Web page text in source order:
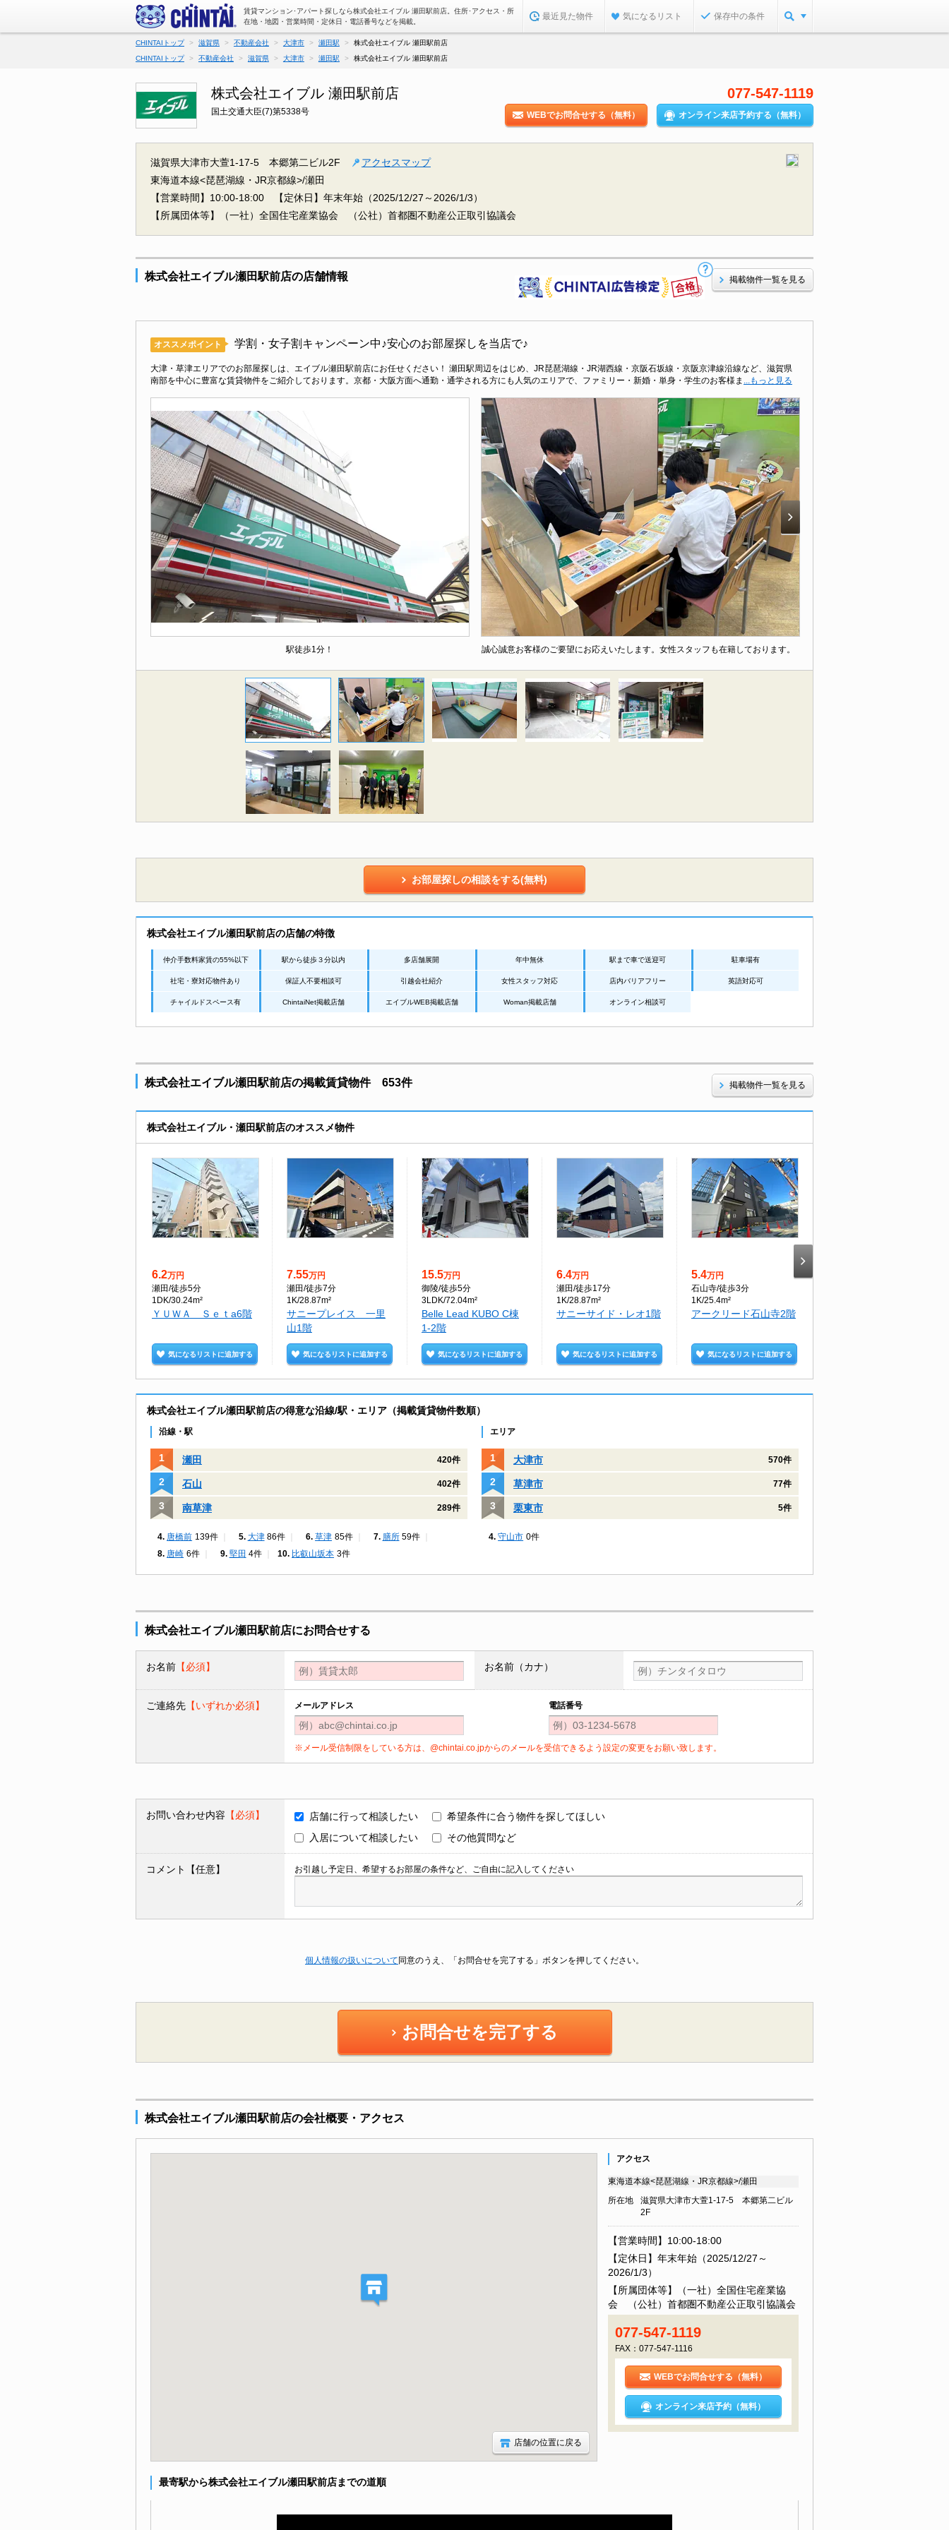
賃貸マンション･アパート探しなら株式会社エイブル 瀬田駅前店。住所･アクセス・所
在地・地図・営業時間・定休日・電話番号などを掲載。
最近見た物件 気になるリスト 保存中の条件
CHINTAIトップ 滋賀県 不動産会社 大津市 瀬田駅
株式会社エイブル 瀬田駅前店
CHINTAIトップ
不動産会社 滋賀県 大津市 瀬田駅 株式会社エイブル 瀬田駅前店
株式会社エイブル 瀬田駅前店
国土交通大臣(7)第5338号
077-547-1119
WEBでお問合せする（無料） オンライン来店予約する（無料）
滋賀県大津市大萱1-17-5 本郷第二ビル2F
アクセスマップ
東海道本線<琵琶湖線・JR京都線>/瀬田
【営業時間】10:00-18:00
【定休日】年末年始（2025/12/27～2026/1/3）
【所属団体等】（一社）全国住宅産業協会 （公社）首都圏不動産公正取引協議会
株式会社エイブル瀬田駅前店の店舗情報 掲載物件一覧を見る
オススメポイント 学割・女子割キャンペーン中♪安心のお部屋探しを当店で♪
大津・草津エリアでのお部屋探しは、エイブル瀬田駅前店にお任せください！ 瀬田駅周辺をはじめ、JR琵琶湖線・JR湖西線・京阪石坂線・京阪京津線沿線など、滋賀県
南部を中心に豊富な賃貸物件をご紹介しております。京都・大阪方面へ通勤・通学される方にも人気のエリアで、ファミリー・新婚・単身・学生のお客様ま
...もっと見る
駅徒歩1分！ 誠心誠意お客様のご要望にお応えいたします。女性スタッフも在籍しております。
お部屋探しの相談をする(無料)
株式会社エイブル瀬田駅前店の店舗の特徴
仲介手数料家賃の55%以下 駅から徒歩３分以内 多店舗展開 年中無休 駅まで車で送迎可 駐車場有
社宅・寮対応物件あり 保証人不要相談可 引越会社紹介 女性スタッフ対応 店内バリアフリー 英語対応可
チャイルドスペース有 ChintaiNet掲載店舗 エイブルWEB掲載店舗 Woman掲載店舗 オンライン相談可
株式会社エイブル瀬田駅前店の掲載賃貸物件 653件 掲載物件一覧を見る
株式会社エイブル・瀬田駅前店のオススメ物件
6.2万円
瀬田/徒歩5分
1DK/30.24m²
ＹＵＷＡ Ｓｅｔa6階
気になるリストに追加する
7.55万円
瀬田/徒歩7分
1K/28.87m²
サニープレイス 一里
山1階
気になるリストに追加する
15.5万円
御陵/徒歩5分
3LDK/72.04m²
Belle Lead KUBO C棟
1-2階
気になるリストに追加する
6.4万円
瀬田/徒歩17分
1K/28.87m²
サニーサイド・レオ1階
気になるリストに追加する
5.4万円
石山寺/徒歩3分
1K/25.4m²
アークリード石山寺2階
気になるリストに追加する
株式会社エイブル瀬田駅前店の得意な沿線/駅・エリア（掲載賃貸物件数順）
沿線・駅
瀬田 420件
石山 402件
南草津 289件
唐橋前 139件 大津 86件 草津 85件 膳所 59件
唐崎 6件 堅田 4件 比叡山坂本 3件
エリア
大津市 570件
草津市 77件
栗東市 5件
守山市 0件
株式会社エイブル瀬田駅前店にお問合せする
お名前 【必須】 お名前（カナ）
ご連絡先 【いずれか必須】 メールアドレス 電話番号
※メール受信制限をしている方は、@chintai.co.jpからのメールを受信できるよう設定の変更をお願い致します。
お問い合わせ内容 【必須】 店舗に行って相談したい
希望条件に合う物件を探してほしい
入居について相談したい
その他質問など
コメント【任意】 お引越し予定日、希望するお部屋の条件など、ご自由に記入してください
個人情報の扱いについて 同意のうえ、「お問合せを完了する」ボタンを押してください。
お問合せを完了する
株式会社エイブル瀬田駅前店の会社概要・アクセス
アクセス
東海道本線<琵琶湖線・JR京都線>/瀬田
所在地
滋賀県大津市大萱1-17-5 本郷第二ビル
2F
【営業時間】10:00-18:00
【定休日】年末年始（2025/12/27～
2026/1/3）
【所属団体等】（一社）全国住宅産業協
会 （公社）首都圏不動産公正取引協議会
077-547-1119
FAX：077-547-1116
WEBでお問合せする（無料）
オンライン来店予約（無料）
店舗の位置に戻る
最寄駅から株式会社エイブル瀬田駅前店までの道順